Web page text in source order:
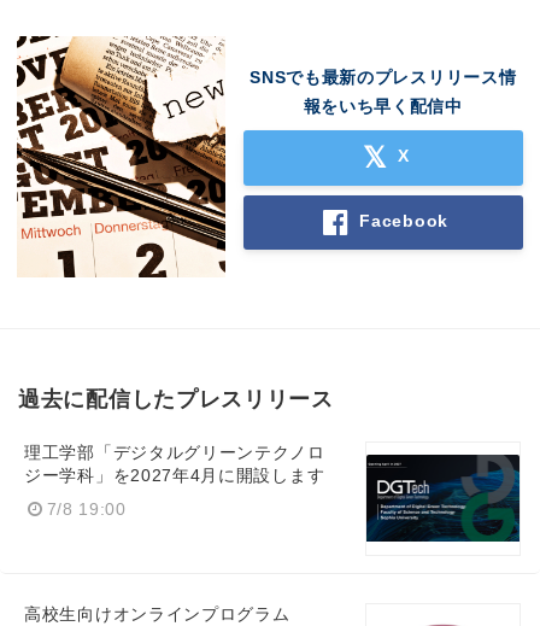
SNSでも最新のプレスリリース情
報をいち早く配信中
X
Facebook
過去に配信したプレスリリース
理工学部「デジタルグリーンテクノロ
ジー学科」を2027年4月に開設します
7/8 19:00
高校生向けオンラインプログラム
English